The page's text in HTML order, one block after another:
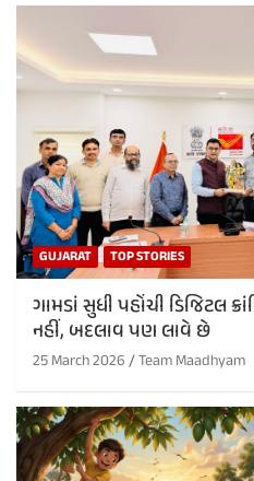
GUJARAT TOP STORIES
ગામડાં સુધી પહોંચી ડિજિટલ
નહીં, બદલાવ પણ લાવે છે
25 March 2026 Team Maadhyam